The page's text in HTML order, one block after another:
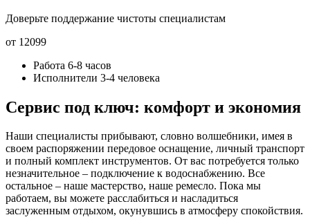
Доверьте поддержание чистоты специалистам
от 12099
Работа 6-8 часов
Исполнители 3-4 человека
Сервис под ключ: комфорт и экономия
Наши специалисты прибывают, словно волшебники, имея в
своем распоряжении передовое оснащение, личный транспорт
и полный комплект инструментов. От вас потребуется только
незначительное – подключение к водоснабжению. Все
остальное – наше мастерство, наше ремесло. Пока мы
работаем, вы можете расслабиться и насладиться
заслуженным отдыхом, окунувшись в атмосферу спокойствия.